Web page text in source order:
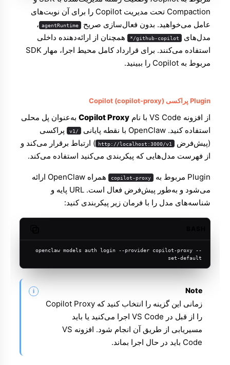
Compaction تحت مدیریت Copilot را برای آن نوبت‌های
عامل می‌خواهید. بدون فعال‌سازی صریح
agentRuntime ،
مدل‌های
github-copilot/*
همچنان از ارائه‌دهنده داخلی
استفاده می‌کنند. برای قرارداد کامل محیط اجرا،
مهار SDK
مربوط به Copilot
را ببینید.
Plugin پراکسی Copilot (copilot-proxy)
از افزونه VS Code با نام Copilot Proxy به‌عنوان پل محلی
استفاده کنید. OpenClaw با نقطه پایانی
/v1
پراکسی
(پیش‌فرض
http://localhost:3000/v1 ) ارتباط برقرار می‌کند و
از فهرست مدل‌هایی که پیکربندی می‌کنید استفاده می‌کند.
Plugin مربوط به copilot-proxy
همراه OpenClaw ارائه
می‌شود و به‌طور پیش‌فرض فعال است. URL پایه و
شناسه‌های مدل را با فرمان زیر پیکربندی کنید:
openclaw models auth login --provider copilot-proxy --
set-default
Note
زمانی این گزینه را انتخاب کنید که Copilot Proxy
را از قبل در VS Code اجرا می‌کنید یا باید
مسیریابی از طریق آن انجام شود. افزونه VS
Code باید در حال اجرا بماند.